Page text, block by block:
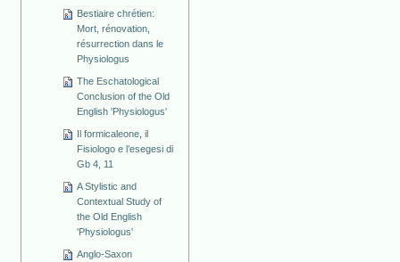
Bestiaire chrétien:
Mort, rénovation,
résurrection dans le
Physiologus
The Eschatological
Conclusion of the Old
English 'Physiologus'
Il formicaleone, il
Fisiologo e l’esegesi di
Gb 4, 11
A Stylistic and
Contextual Study of
the Old English
'Physiologus'
Anglo-Saxon